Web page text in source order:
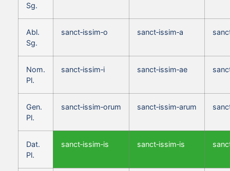
Sg.
Abl.
Sg.
sanct‑issim‑o sanct‑issim‑a
Nom.
Pl.
sanct‑issim‑i sanct‑issim‑ae
Gen.
Pl.
sanct‑issim‑orum sanct‑issim‑arum
Dat.
Pl.
sanct‑issim‑is sanct‑issim‑is